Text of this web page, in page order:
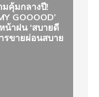
คุ้มกลางปี!
GOOOOD’
น้าฝน ‘สบายดี
รขายผ่อนสบาย